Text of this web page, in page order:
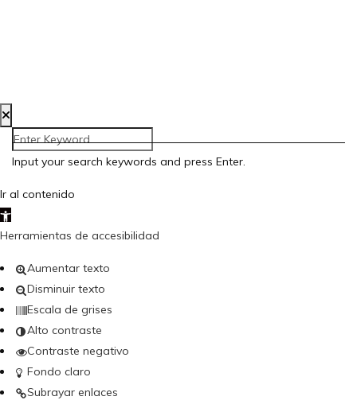
Input your search keywords and press Enter.
Ir al contenido
Abrir barra de herramientas
Herramientas de accesibilidad
Aumentar texto
Disminuir texto
Escala de grises
Alto contraste
Contraste negativo
Fondo claro
Subrayar enlaces